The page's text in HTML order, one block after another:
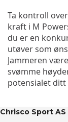
Ta kontroll
kraft i M
du er en
utøver som
Jammeren
svømme
potensialet ditt
Chrisco Sport AS